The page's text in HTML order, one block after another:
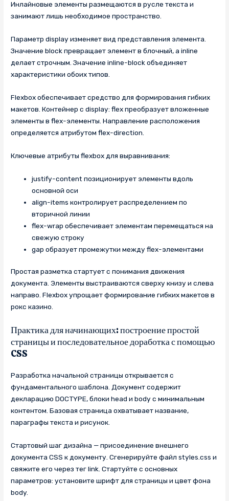
Инлайновые элементы размещаются в русле текста и
занимают лишь необходимое пространство.
Параметр display изменяет вид представления элемента.
Значение block превращает элемент в блочный, а inline
делает строчным. Значение inline-block объединяет
характеристики обоих типов.
Flexbox обеспечивает средство для формирования гибких
макетов. Контейнер с display: flex преобразует вложенные
элементы в flex-элементы. Направление расположения
определяется атрибутом flex-direction.
Ключевые атрибуты flexbox для выравнивания:
justify-content позиционирует элементы вдоль
основной оси
align-items контролирует распределением по
вторичной линии
flex-wrap обеспечивает элементам перемещаться на
свежую строку
gap образует промежутки между flex-элементами
Простая разметка стартует с понимания движения
документа. Элементы выстраиваются сверху книзу и слева
направо. Flexbox упрощает формирование гибких макетов в
рокс казино.
Практика для начинающих: построение простой
страницы и последовательное доработка с помощью
CSS
Разработка начальной страницы открывается с
фундаментального шаблона. Документ содержит
декларацию DOCTYPE, блоки head и body с минимальным
контентом. Базовая страница охватывает название,
параграфы текста и рисунок.
Стартовый шаг дизайна — присоединение внешнего
документа CSS к документу. Сгенерируйте файл styles.css и
свяжите его через тег link. Стартуйте с основных
параметров: установите шрифт для страницы и цвет фона
body.